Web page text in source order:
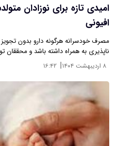
امیدی تازه‌ برای نوزادان
افیونی
مصرف خودسرانه هرگونه دارو بدون
ناپذیری به همراه داشته باشد و محققان
۸ اردیبهشت ۱۴۰۴ | ۱۶:۴۲